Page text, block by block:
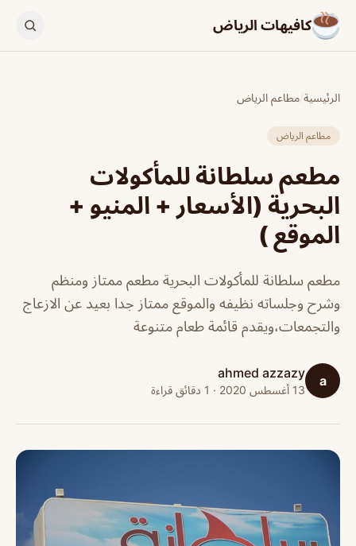
كافيهات الرياض
الرئيسية/مطاعم الرياض
مطاعم الرياض
مطعم سلطانة للمأكولات
البحرية (الأسعار + المنيو +
الموقع )
مطعم سلطانة للمأكولات البحرية مطعم ممتاز ومنظم
وشرح وجلساته نظيفه والموقع ممتاز جدا بعيد عن الازعاج
والتجمعات،ويقدم قائمة طعام متنوعة
a
ahmed azzazy
13 أغسطس 2020 · 1 دقائق قراءة